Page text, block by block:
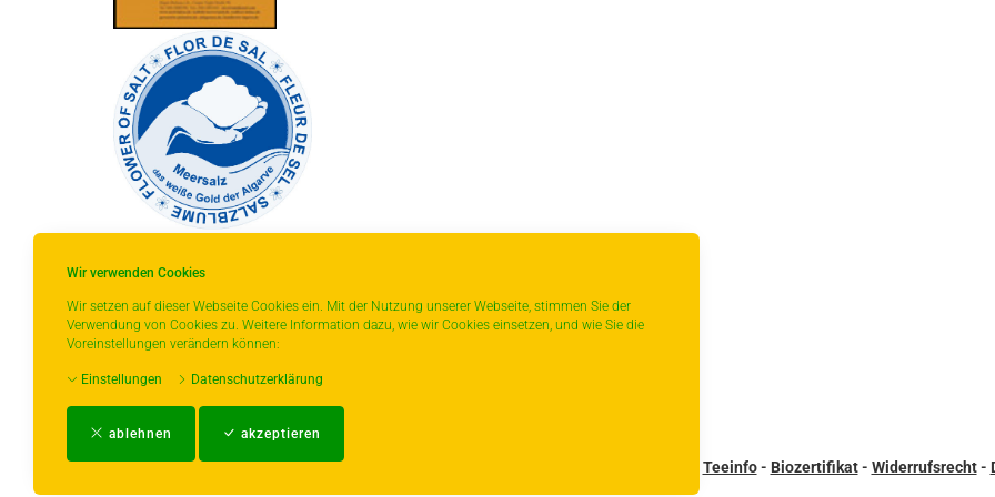
Wir verwenden Cookies
Wir setzen auf dieser Webseite Cookies ein. Mit der Nutzung unserer Webseite, stimmen Sie der
Verwendung von Cookies zu. Weitere Information dazu, wie wir Cookies einsetzen, und wie Sie die
Voreinstellungen verändern können:
Einstellungen Datenschutzerklärung
ablehnen akzeptieren
* gilt für Lieferungen innerhalb Deutschlands,
bitte der Schaltfläche mit den
Impressum-AGB Teeinfo- Biozertifikat- Widerrufsrecht-